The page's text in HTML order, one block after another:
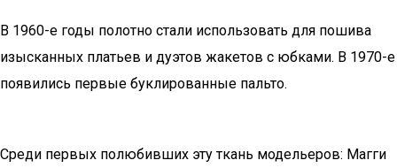
В 1960-е годы полотно стали использовать для пошива
изысканных платьев и дуэтов жакетов с юбками. В 1970-е
появились первые буклированные пальто.
Среди первых полюбивших эту ткань модельеров: Магги